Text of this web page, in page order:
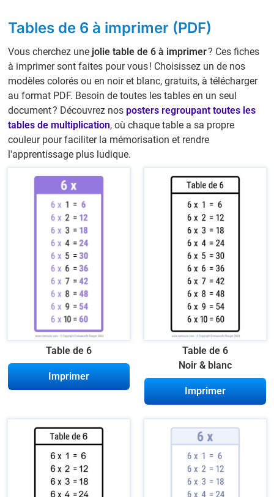
Tables de 6 à imprimer (PDF)
Vous cherchez une jolie table de 6 à imprimer? Ces fiches
à imprimer sont faites pour vous ! Choisissez un de nos
modèles colorés ou en noir et blanc, gratuits, à télécharger
au format PDF. Besoin de toutes les tables en un seul
document ? Découvrez nos posters regroupant toutes les
tables de multiplication, où chaque table a sa propre
couleur pour faciliter la mémorisation et rendre
l'apprentissage plus ludique.
Table de 6
Imprimer
Table de 6
Noir & blanc
Imprimer